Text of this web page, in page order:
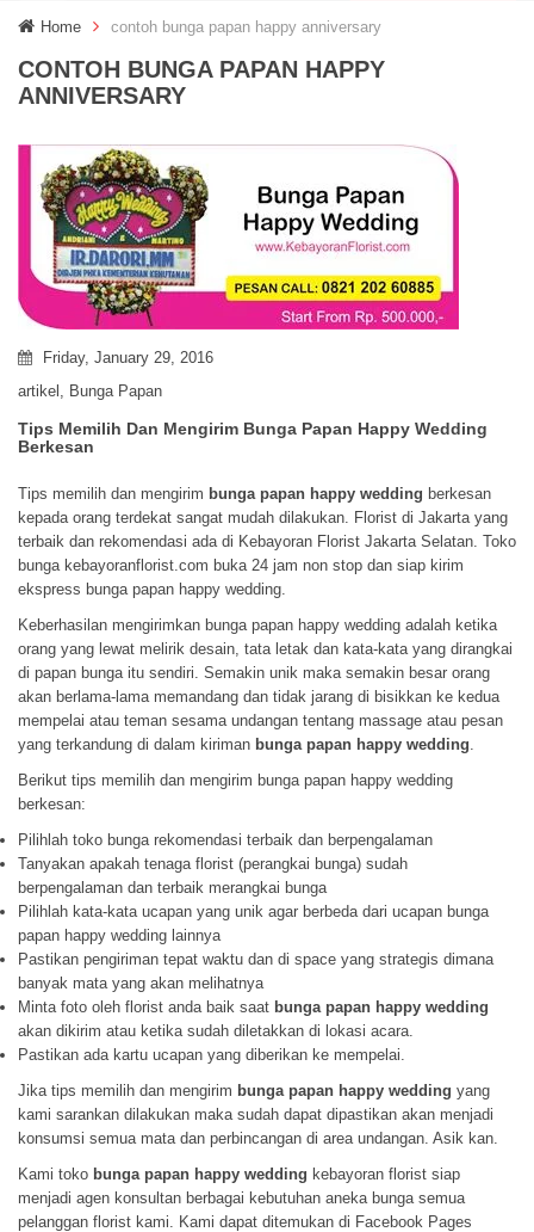
g
l
e
n
v
i
g
a
o
Home contoh bunga papan happy anniversary
CONTOH BUNGA PAPAN HAPPY
ANNIVERSARY
Friday, January 29, 2016
artikel , Bunga Papan
Tips Memilih Dan Mengirim Bunga Papan Happy Wedding
Berkesan
Tips memilih dan mengirim bunga papan happy wedding berkesan
kepada orang terdekat sangat mudah dilakukan. Florist di Jakarta yang
terbaik dan rekomendasi ada di Kebayoran Florist Jakarta Selatan. Toko
bunga kebayoranflorist.com buka 24 jam non stop dan siap kirim
ekspress bunga papan happy wedding.
Keberhasilan mengirimkan bunga papan happy wedding adalah ketika
orang yang lewat melirik desain, tata letak dan kata-kata yang dirangkai
di papan bunga itu sendiri. Semakin unik maka semakin besar orang
akan berlama-lama memandang dan tidak jarang di bisikkan ke kedua
mempelai atau teman sesama undangan tentang massage atau pesan
yang terkandung di dalam kiriman bunga papan happy wedding.
Berikut tips memilih dan mengirim bunga papan happy wedding
berkesan:
Pilihlah toko bunga rekomendasi terbaik dan berpengalaman
Tanyakan apakah tenaga florist (perangkai bunga) sudah
berpengalaman dan terbaik merangkai bunga
Pilihlah kata-kata ucapan yang unik agar berbeda dari ucapan bunga
papan happy wedding lainnya
Pastikan pengiriman tepat waktu dan di space yang strategis dimana
banyak mata yang akan melihatnya
Minta foto oleh florist anda baik saat bunga papan happy wedding
akan dikirim atau ketika sudah diletakkan di lokasi acara.
Pastikan ada kartu ucapan yang diberikan ke mempelai.
Jika tips memilih dan mengirim bunga papan happy wedding yang
kami sarankan dilakukan maka sudah dapat dipastikan akan menjadi
konsumsi semua mata dan perbincangan di area undangan. Asik kan.
Kami toko bunga papan happy wedding kebayoran florist siap
menjadi agen konsultan berbagai kebutuhan aneka bunga semua
pelanggan florist kami. Kami dapat ditemukan di Facebook Pages